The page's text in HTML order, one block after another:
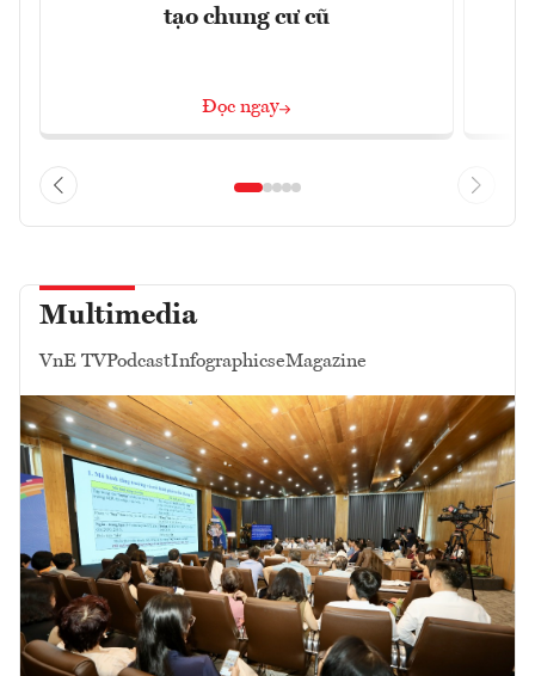
tạo chung cư cũ
Đọc ngay
Multimedia
VnE TVPodcastInfographicseMagazine